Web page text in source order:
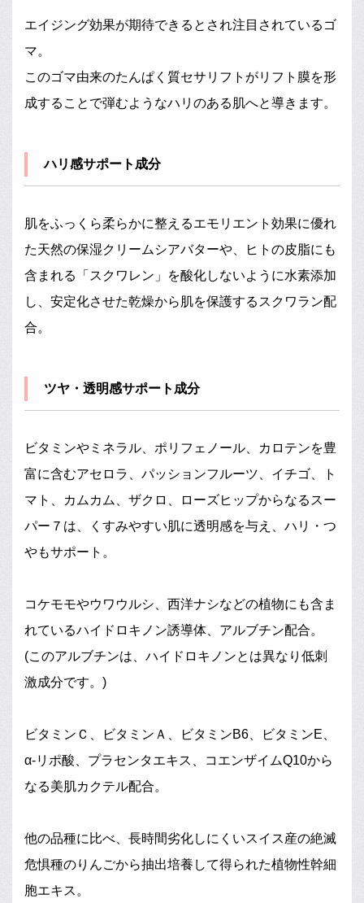
エイジング効果が期待できるとされ注目されているゴ
マ。
このゴマ由来のたんぱく質セサリフトがリフト膜を形
成することで弾むようなハリのある肌へと導きます。
ハリ感サポート成分
肌をふっくら柔らかに整えるエモリエント効果に優れ
た天然の保湿クリームシアバターや、ヒトの皮脂にも
含まれる「スクワレン」を酸化しないように水素添加
し、安定化させた乾燥から肌を保護するスクワラン配
合。
ツヤ・透明感サポート成分
ビタミンやミネラル、ポリフェノール、カロテンを豊
富に含むアセロラ、パッションフルーツ、イチゴ、ト
マト、カムカム、ザクロ、ローズヒップからなるスー
パー７は、くすみやすい肌に透明感を与え、ハリ・つ
やもサポート。
コケモモやウワウルシ、西洋ナシなどの植物にも含ま
れているハイドロキノン誘導体、アルブチン配合。
(このアルブチンは、ハイドロキノンとは異なり低刺
激成分です。)
ビタミンＣ、ビタミンＡ、ビタミンB6、ビタミンE、
α-リポ酸、プラセンタエキス、コエンザイムQ10から
なる美肌カクテル配合。
他の品種に比べ、長時間劣化しにくいスイス産の絶滅
危惧種のりんごから抽出培養して得られた植物性幹細
胞エキス。